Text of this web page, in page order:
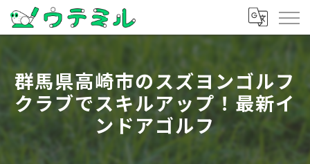
群馬県高崎市のスズヨンゴルフ
クラブでスキルアップ！最新イ
ンドアゴルフ